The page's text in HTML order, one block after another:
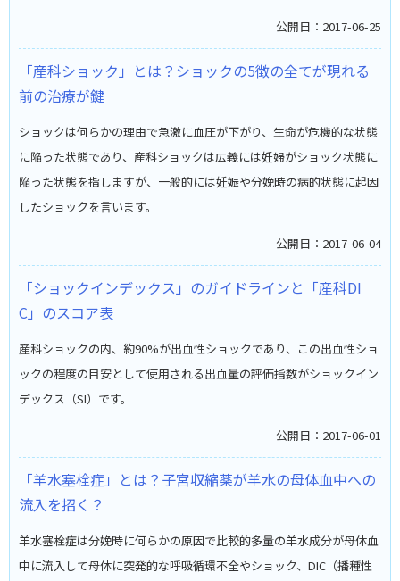
公開日：2017-06-25
「産科ショック」とは？ショックの5徴の全てが現れる
前の治療が鍵
ショックは何らかの理由で急激に血圧が下がり、生命が危機的な状態
に陥った状態であり、産科ショックは広義には妊婦がショック状態に
陥った状態を指しますが、一般的には妊娠や分娩時の病的状態に起因
したショックを言います。
公開日：2017-06-04
「ショックインデックス」のガイドラインと「産科DI
C」のスコア表
産科ショックの内、約90%が出血性ショックであり、この出血性ショ
ックの程度の目安として使用される出血量の評価指数がショックイン
デックス（SI）です。
公開日：2017-06-01
「羊水塞栓症」とは？子宮収縮薬が羊水の母体血中への
流入を招く？
羊水塞栓症は分娩時に何らかの原因で比較的多量の羊水成分が母体血
中に流入して母体に突発的な呼吸循環不全やショック、DIC（播種性